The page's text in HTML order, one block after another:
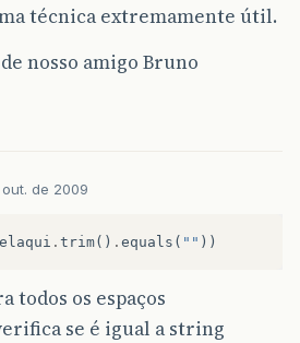
técnica extremamente útil.
nosso amigo Bruno
out. de 2009
. trim() . equals ( "" ))
todos os espaços
se é igual a string